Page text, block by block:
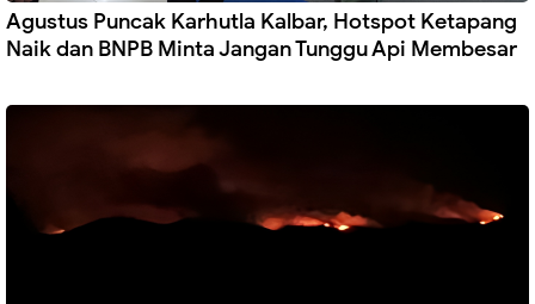
Agustus Puncak Karhutla Kalbar, Hotspot Ketapang
Naik dan BNPB Minta Jangan Tunggu Api Membesar